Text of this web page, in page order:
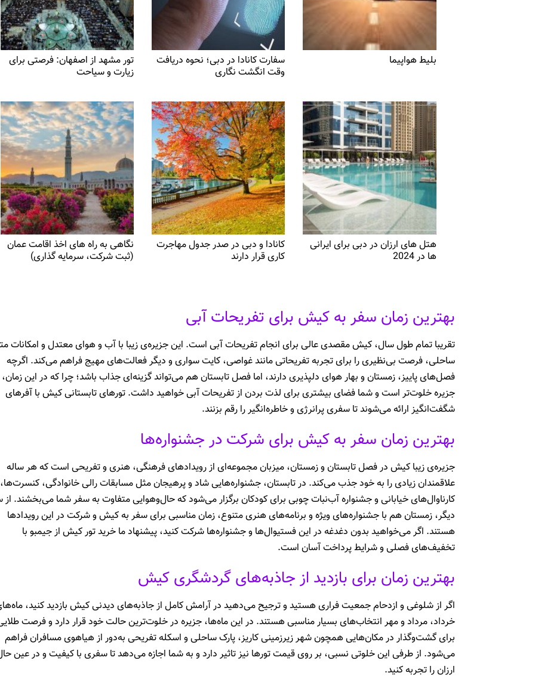
بلیط هواپیما
سفارت کانادا در دبی؛ نحوه دریافت
وقت انگشت نگاری
تور مشهد از اصفهان: فرصتی برای
زیارت و سیاحت
هتل ‌های ارزان در دبی برای ایرانی
‌ها در 2024
کانادا و دبی در صدر جدول مهاجرت
کاری قرار دارند
نگاهی به راه های اخذ اقامت عمان
(ثبت شرکت، سرمایه گذاری)
بهترین زمان سفر به کیش برای تفریحات آبی
تقریبا تمام طول سال، کیش مقصدی عالی برای انجام تفریحات آبی است. این جزیره‌ی زیبا با آب و هوای معتدل و امکانات
ساحلی، فرصت بی‌نظیری را برای تجربه تفریحاتی مانند غواصی، کایت سواری و دیگر فعالت‌های مهیج فراهم می‌کند. اگرچه
فصل‌های پاییز، زمستان و بهار هوای دلپذیری دارند، اما فصل تابستان هم می‌تواند گزینه‌ای جذاب باشد؛ چرا که در این زمان،
جزیره خلوت‌تر است و شما فضای بیشتری برای لذت بردن از تفریحات آبی خواهید داشت. تورهای تابستانی کیش با آفرهای
شگفت‌انگیز ارائه می‌شوند تا سفری پرانرژی و خاطره‌انگیر را رقم بزنند.
بهترین زمان سفر به کیش برای شرکت در جشنواره‌ها
جزیره‌ی زیبا کیش در فصل تابستان و زمستان، میزبان مجموعه‌ای از رویدادهای فرهنگی، هنری و تفریحی است که هر ساله
علاقمندان زیادی را به خود جذب می‌کند. در تابستان، جشنواره‌هایی شاد و پرهیجان مثل مسابقات رالی خانوادگی، کنسرت‌ها،
کارناوال‌های خیابانی و جشنواره آب‌نبات چوبی برای کودکان برگزار می‌شود که حال‌وهوایی متفاوت به سفر شما می‌بخشند.
دیگر، زمستان هم با جشنواره‌های ویژه و برنامه‌های هنری متنوع، زمان مناسبی برای سفر به کیش و شرکت در این رویدادها
هستند. اگر می‌خواهید بدون دغدغه در این فستیوال‌ها و جشنواره‌ها شرکت کنید، پیشنهاد ما خرید تور کیش از جیمبو با
تخفیف‌های فصلی و شرایط پرداخت آسان است.
بهترین زمان برای بازدید از جاذبه‌های گردشگری کیش
اگر از شلوغی و ازدحام جمعیت فراری هستید و ترجیح می‌دهید در آرامش کامل از جاذبه‌های دیدنی کیش بازدید کنید،
خرداد، مرداد و مهر انتخاب‌های بسیار مناسبی هستند. در این ماه‌ها، جزیره در خلوت‌ترین حالت خود قرار دارد و فرصت
برای گشت‌وگذار در مکان‌هایی همچون شهر زیرزمینی کاریز، پارک ساحلی و اسکله تفریحی به‌دور از هیاهوی مسافران فراهم
می‌شود. از طرفی این خلوتی نسبی، بر روی قیمت تورها نیز تاثیر دارد و به شما اجازه می‌دهد تا سفری با کیفیت و در عین
ارزان را تجربه کنید.